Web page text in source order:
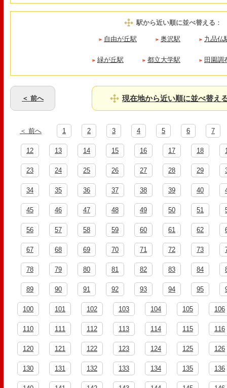
駅から近い順に並べ替える ：
自由が丘駅 奥沢駅 九品仏
緑が丘駅 都立大学駅 田園調
＜ 前へ 現在地から近い順に並べ替え
＜ 前へ 1 2 3 4 5 6 7
12 13 14 15 16 17 18
23 24 25 26 27 28 29
34 35 36 37 38 39 40
45 46 47 48 49 50 51
56 57 58 59 60 61 62
67 68 69 70 71 72 73
78 79 80 81 82 83 84
89 90 91 92 93 94 95
100 101 102 103 104 105 106
110 111 112 113 114 115 116
120 121 122 123 124 125 126
130 131 132 133 134 135 136